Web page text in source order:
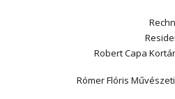
Robert Capa
Rómer Flóris